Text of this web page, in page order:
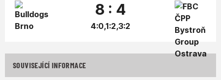
8 : 4
4:0,1:2,3:2
SOUVISEJÍCÍ INFORMACE